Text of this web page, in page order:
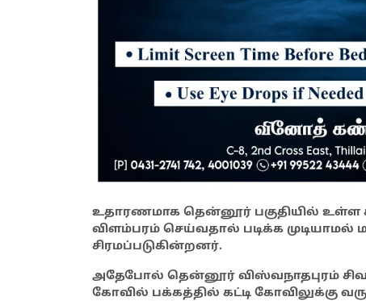
உதாரணமாக தென்னூர் பகுதியில் உள்ள
விளம்பரம் செய்வதால் படிக்க
சிரமப்படுகின்றனர்.
அதேபோல் தென்னூர் விஸ்வநாதபுரம்
கோவில் பக்கத்தில் கட்டி கோவிலுக்கு